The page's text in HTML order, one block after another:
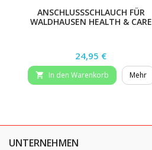
ANSCHLUSSSCHLAUCH FÜR
WALDHAUSEN HEALTH & CARE
Preis
24,95 €
 In den Warenkorb Mehr
UNTERNEHMEN